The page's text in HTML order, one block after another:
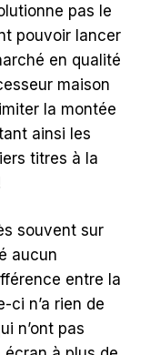
pas le
pouvoir lancer
en qualité
maison
la montée
ainsi les
titres à la
souvent sur
aucun
entre la
ci n’a rien de
n’ont pas